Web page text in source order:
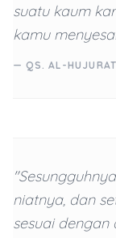
suatu kaum
kamu
— QS. AL-
niatnya, dan
sesuai